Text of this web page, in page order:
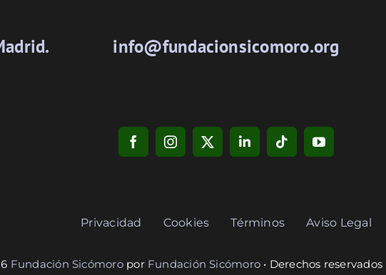
info@fundacionsicomoro.org
Privacidad Cookies Términos Aviso Legal
Fundación Sicómoropor Fundación Sicómoro • Derechos